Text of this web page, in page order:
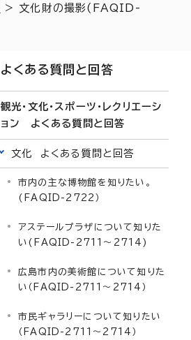
> 文化財の撮影(FAQID-
よくある質問と回答
観光・文化・スポーツ・レクリエーシ
ョン よくある質問と回答
文化 よくある質問と回答
市内の主な博物館を知りたい。
(FAQID-2722）
アステールプラザについて知りた
い(FAQID-2711～2714)
広島市内の美術館について知りた
い（FAQID-2711～2714）
市民ギャラリーについて知りたい
（FAQID-2711～2714）